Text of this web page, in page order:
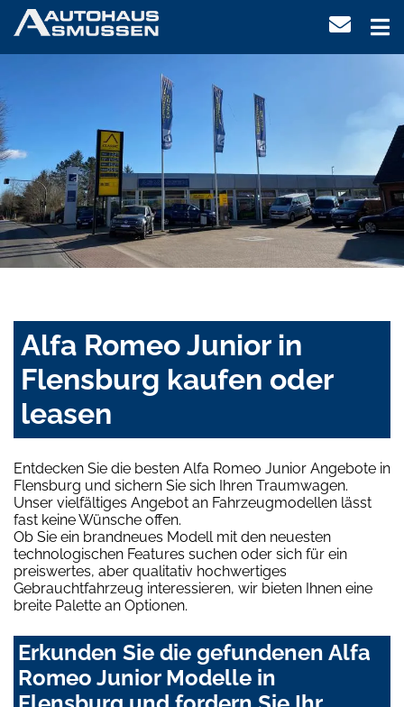
Alfa Romeo Junior in
Flensburg kaufen oder
leasen
Entdecken Sie die besten Alfa Romeo Junior Angebote in
Flensburg und sichern Sie sich Ihren Traumwagen.
Unser vielfältiges Angebot an Fahrzeugmodellen lässt
fast keine Wünsche offen.
Ob Sie ein brandneues Modell mit den neuesten
technologischen Features suchen oder sich für ein
preiswertes, aber qualitativ hochwertiges
Gebrauchtfahrzeug interessieren, wir bieten Ihnen eine
breite Palette an Optionen.
Erkunden Sie die gefundenen Alfa
Romeo Junior Modelle in